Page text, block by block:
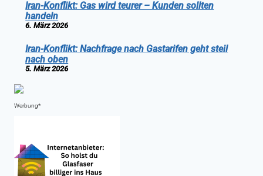
Iran-Konflikt: Gas wird teurer – Kunden sollten
handeln
6. März 2026
Iran-Konflikt: Nachfrage nach Gastarifen geht steil
nach oben
5. März 2026
Werbung*